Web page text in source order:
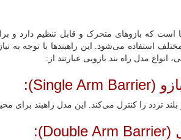
است که بازوهای متحرک و قابل تنظیم دارد و
استفاده می‌شود. این راهبندها با توجه به
مدل راه بند بازویی عبارتند از:
بلند تردد را کنترل می‌کند. این مدل راهبند